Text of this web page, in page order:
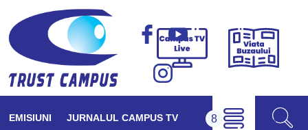
Campus
Viața
EMISIUNI JURNALUL CAMPUS TV